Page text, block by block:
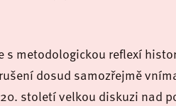
metodologickou reflexí
dosud samozřejmě
století velkou diskuzi nad